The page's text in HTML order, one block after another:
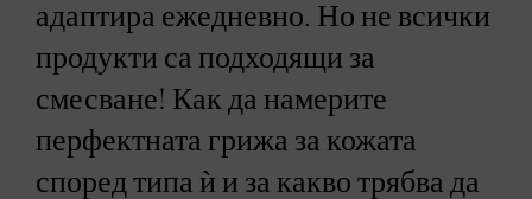
адаптира ежедневно. Но не всички
продукти са подходящи за
смесване! Как да намерите
перфектната грижа за кожата
според типа ѝ и за какво трябва да